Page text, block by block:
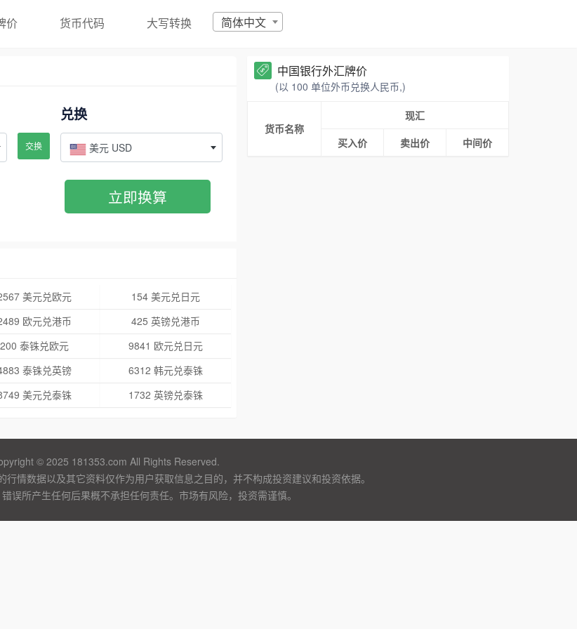
价 货币代码 大写转换 简体中文
交换
兑换
美元 USD
立即换算
美元兑欧元
154 美元兑日元
欧元兑港币
425 英镑兑港币
200 泰铢兑欧元
9841 欧元兑日元
泰铢兑英镑
6312 韩元兑泰铢
美元兑泰铢 1732 英镑兑泰铢
中国银行外汇牌价
(以 100 单位外币兑换人民币,)
货币名称
现汇
买入价
卖出价 中间价
© 2025 181353.com All Rights Reserved.
情数据以及其它资料仅作为用户获取信息之目的，并不构成投资建议和投资依据。
误所产生任何后果概不承担任何责任。市场有风险，投资需谨慎。